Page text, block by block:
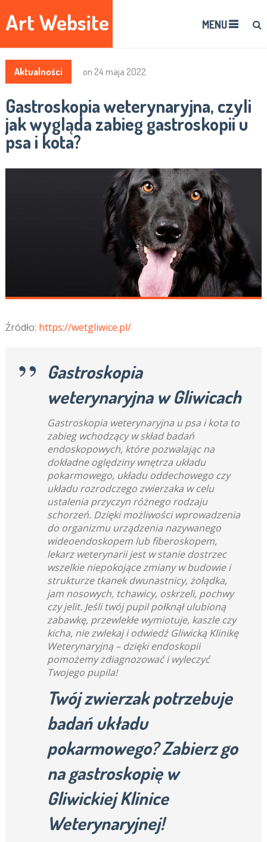
Art Website MENU
Aktualności on 24 maja 2022
Gastroskopia weterynaryjna, czyli
jak wygląda zabieg gastroskopii u
psa i kota?
Źródło: https://wetgliwice.pl/
Gastroskopia
weterynaryjna w Gliwicach
Gastroskopia weterynaryjna u psa i kota to
zabieg wchodzący w skład badań
endoskopowych, które pozwalając na
dokładne oględziny wnętrza układu
pokarmowego, układu oddechowego czy
układu rozrodczego zwierzaka w celu
ustalenia przyczyn różnego rodzaju
schorzeń. Dzięki możliwości wprowadzenia
do organizmu urządzenia nazywanego
wideoendoskopem lub fiberoskopem,
lekarz weterynarii jest w stanie dostrzec
wszelkie niepokojące zmiany w budowie i
strukturze tkanek dwunastnicy, żołądka,
jam nosowych, tchawicy, oskrzeli, pochwy
czy jelit. Jeśli twój pupil połknął ulubioną
zabawkę, przewlekłe wymiotuje, kaszle czy
kicha, nie zwlekaj i odwiedź Gliwicką Klinikę
Weterynaryjną – dzięki endoskopii
pomożemy zdiagnozować i wyleczyć
Twojego pupila!
Twój zwierzak potrzebuje
badań układu
pokarmowego? Zabierz go
na gastroskopię w
Gliwickiej Klinice
Weterynaryjnej!